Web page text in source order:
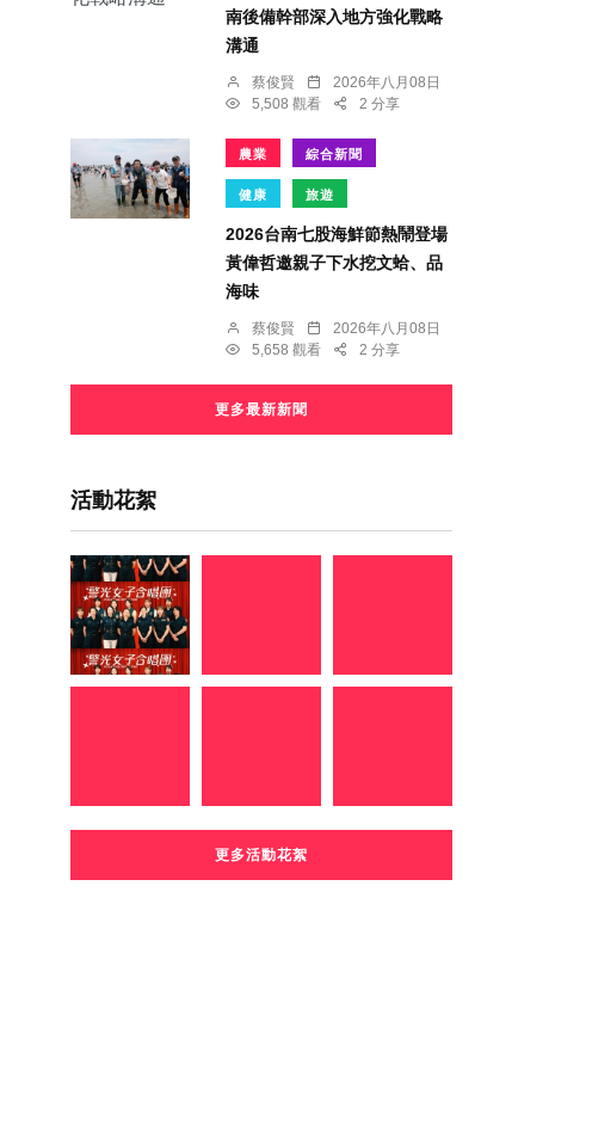
南後備幹部深入地方強化戰略
溝通
蔡俊賢
2026年八月08日
5,508 觀看
2 分享
農業 綜合新聞
健康 旅遊
2026台南七股海鮮節熱鬧登場
黃偉哲邀親子下水挖文蛤、品
海味
蔡俊賢
2026年八月08日
5,658 觀看
2 分享
更多最新新聞
活動花絮
更多活動花絮